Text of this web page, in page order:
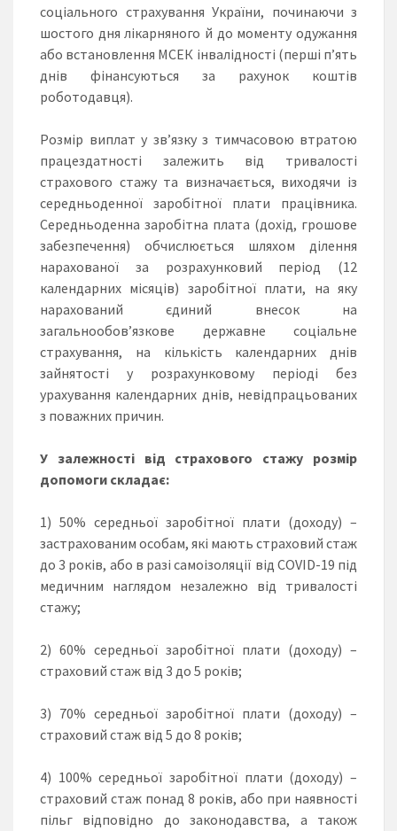
соціального страхування України, починаючи з
шостого дня лікарняного й до моменту одужання
або встановлення МСЕК інвалідності (перші п’ять
днів фінансуються за рахунок коштів
роботодавця).
Розмір виплат у зв’язку з тимчасовою втратою
працездатності залежить від тривалості
страхового стажу та визначається, виходячи із
середньоденної заробітної плати працівника.
Середньоденна заробітна плата (дохід, грошове
забезпечення) обчислюється шляхом ділення
нарахованої за розрахунковий період (12
календарних місяців) заробітної плати, на яку
нарахований єдиний внесок на
загальнообов’язкове державне соціальне
страхування, на кількість календарних днів
зайнятості у розрахунковому періоді без
урахування календарних днів, невідпрацьованих
з поважних причин.
У залежності від страхового стажу розмір
допомоги складає:
1) 50% середньої заробітної плати (доходу) –
застрахованим особам, які мають страховий стаж
до 3 років, або в разі самоізоляції від COVID-19 під
медичним наглядом незалежно від тривалості
стажу;
2) 60% середньої заробітної плати (доходу) –
страховий стаж від 3 до 5 років;
3) 70% середньої заробітної плати (доходу) –
страховий стаж від 5 до 8 років;
4) 100% середньої заробітної плати (доходу) –
страховий стаж понад 8 років, або при наявності
пільг відповідно до законодавства, а також